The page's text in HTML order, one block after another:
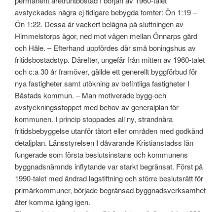
avstyckades några ej tidigare bebygda tomter: Ön 1:19 –
Ön 1:22. Dessa är vackert belägna på sluttningen av
Himmelstorps ägor, ned mot vägen mellan Önnarps gård
och Håle. – Efterhand uppfördes där små boningshus av
fritidsbostadstyp. Därefter, ungefär från mitten av 1960-talet
och c:a 30 år framöver, gällde ett generellt byggförbud för
nya fastigheter samt utökning av befintliga fastigheter I
Båstads kommun. – Man motiverade bygg-och
avstyckningsstoppet med behov av generalplan för
kommunen. I princip stoppades all ny, strandnära
fritidsbebyggelse utanför tätort eller områden med godkänd
detaljplan. Länsstyrelsen I dåvarande Kristianstadss län
fungerade som första beslutsinstans och kommunens
byggnadsnämnds inflytande var starkt begränsat. Först på
1990-talet med ändrad lagstiftning och större beslutsrätt för
primärkommuner, började begränsad byggnadsverksamhet
åter komma igång igen.